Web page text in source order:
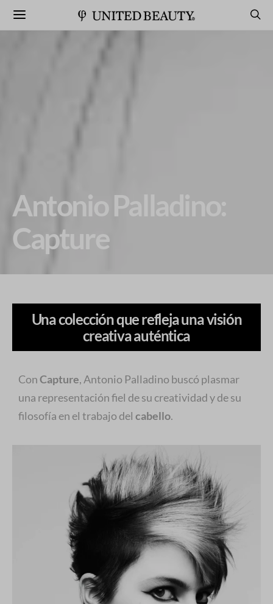
Antonio Palladino:
Capture
Una colección que refleja una visión
creativa auténtica
ConCapture, Antonio Palladino buscó plasmar
una representación fiel de su creatividad y de su
filosofía en el trabajo delcabello.